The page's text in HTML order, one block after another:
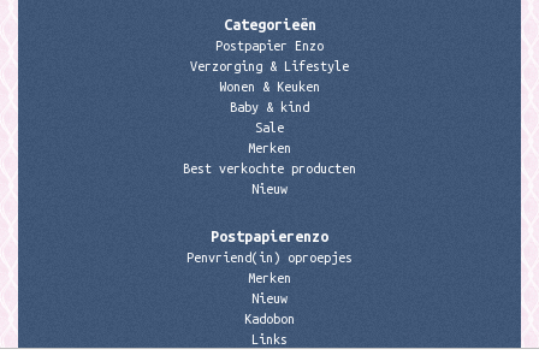
Categorieën
Postpapier Enzo
Verzorging & Lifestyle
Wonen & Keuken
Baby & kind
Sale
Merken
Best verkochte producten
Nieuw
Postpapierenzo
Penvriend(in) oproepjes
Merken
Nieuw
Kadobon
Links